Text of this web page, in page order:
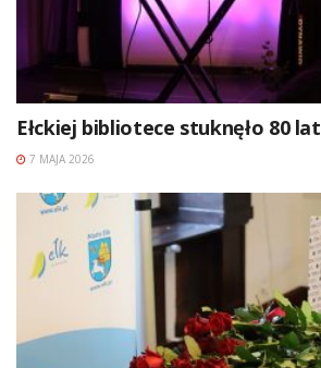
Ełckiej bibliotece stuknęło 80 lat
7 MAJA 2026